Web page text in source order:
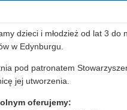
dzieci i młodzież od lat 3
w Edynburgu.
pod patronatem
jej utworzenia.
oferujemy: